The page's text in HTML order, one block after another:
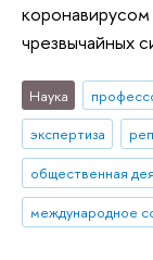
чрезвычайных
Наука
экспертиза
общественная
международное